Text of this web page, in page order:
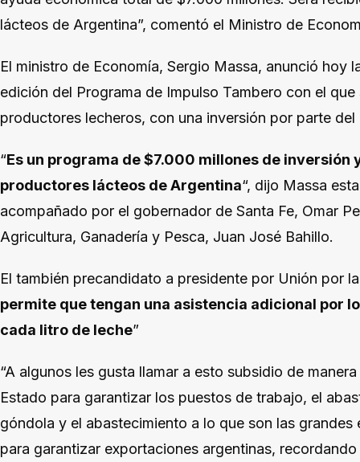
lácteos de Argentina”, comentó el Ministro de
El ministro de Economía, Sergio Massa, anunció hoy
edición del Programa de Impulso Tambero con el
productores lecheros, con una inversión por parte
“Es un programa de $7.000 millones de inversión
productores lácteos de Argentina“, dijo Massa
acompañado por el gobernador de Santa Fe, Omar
Agricultura, Ganadería y Pesca, Juan José Bahillo.
El también precandidato a presidente por Unión por
permite que tengan una asistencia adicional por
cada litro de leche”
“A algunos les gusta llamar a esto subsidio de
Estado para garantizar los puestos de trabajo, el
góndola y el abastecimiento a lo que son las grandes
para garantizar exportaciones argentinas,